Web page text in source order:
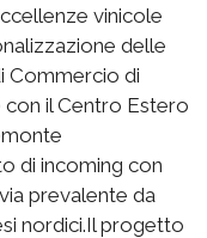
vinicole
delle
Commercio di
il Centro Estero
di incoming con
prevalente da
nordici.Il progetto